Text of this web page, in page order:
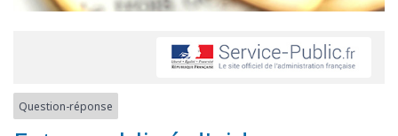
Question-réponse